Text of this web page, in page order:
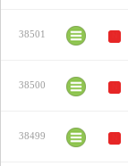
38501
38500
38499